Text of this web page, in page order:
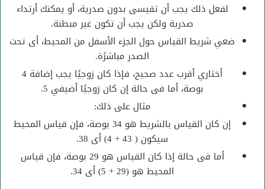
لفعل ذلك يجب أن تقيسى بدون صدرية، أو يمكنك أرتداء
صدرية ولكن يجب أن تكون غير مبطنة.
ضعي شريط القياس حول الجزء الأسفل من المحيط، أى تحت
الصدر مباشرًة.
أختاري أقرب عدد صحيح، فإذا كان زوجيًا يجب إضافة 4
بوصة، أما فى حالة إن كان زوجيًا أضيفي 5.
مثال على ذلك:
إن كان القياس بالشريط هو 34 بوصة، فإن قياس المحيط
سيكون ( 43 + 4) أى 38.
أما فى حالة إذا كان القياس هو 29 بوصة، فإن قياس
المحيط هو (29 + 5) أى 34.